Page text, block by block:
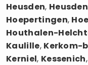
Heusden,
Hoepertingen,
Houthalen-
Kaulille, Kerkom-
Kerniel, Kessenich,